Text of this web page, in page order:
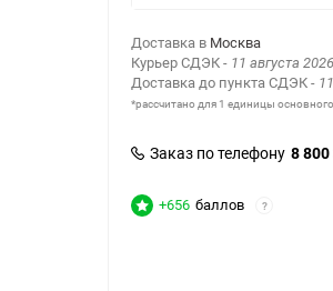
Доставка в Москва
Курьер СДЭК- 11 августа
Доставка до пункта СДЭК-
*рассчитано для 1 единицы
Заказ по телефону 8
+656 баллов ?